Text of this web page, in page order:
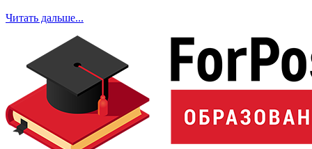
Читать дальше...